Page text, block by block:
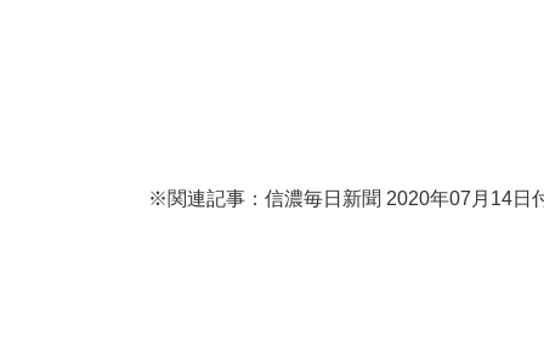
※関連記事：信濃毎日新聞 2020年07月14日